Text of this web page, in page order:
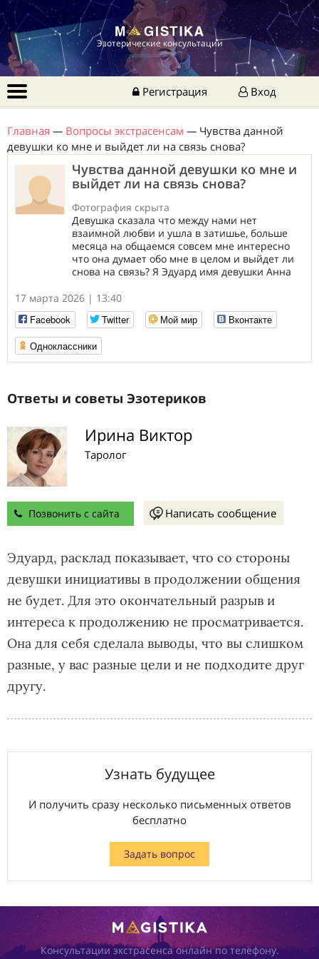
Эзотерические консультации
Регистрация Вход
Главная — Вопросы экстрасенсам — Чувства данной
девушки ко мне и выйдет ли на связь снова?
Чувства данной девушки ко мне и
выйдет ли на связь снова?
Фотография скрыта
Девушка сказала что между нами нет
взаимной любви и ушла в затишье, больше
месяца на общаемся совсем мне интересно
что она думает обо мне в целом и выйдет ли
снова на связь? Я Эдуард имя девушки Анна
17 марта 2026 | 13:40
Facebook
Twitter Мой мир
Вконтакте
Одноклассники
Ответы и советы Эзотериков
Ирина Виктор
Таролог
Позвонить с сайта Написать сообщение
Эдуард, расклад показывает, что со стороны
девушки инициативы в продолжении общения
не будет. Для это окончательный разрыв и
интереса к продолжению не просматривается.
Она для себя сделала выводы, что вы слишком
разные, у вас разные цели и не подходите друг
другу.
Узнать будущее
И получить сразу несколько письменных ответов
бесплатно
Задать вопрос
Консультации экстрасенса онлайн по телефону.